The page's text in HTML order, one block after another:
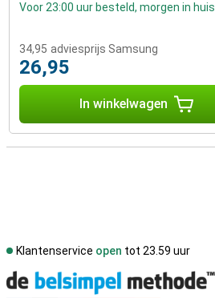
Voor 23:00 uur besteld, morgen in huis
34,95 adviesprijs Samsung
26,95
In winkelwagen
Klantenservice open tot 23.59 uur